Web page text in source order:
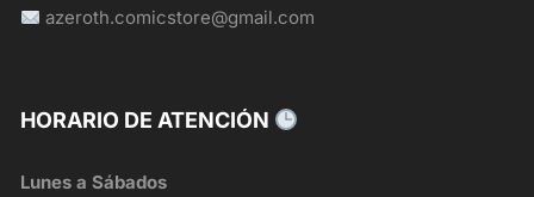
azeroth.comicstore@gmail.com
HORARIO DE ATENCIÓN
Lunes a Sábados